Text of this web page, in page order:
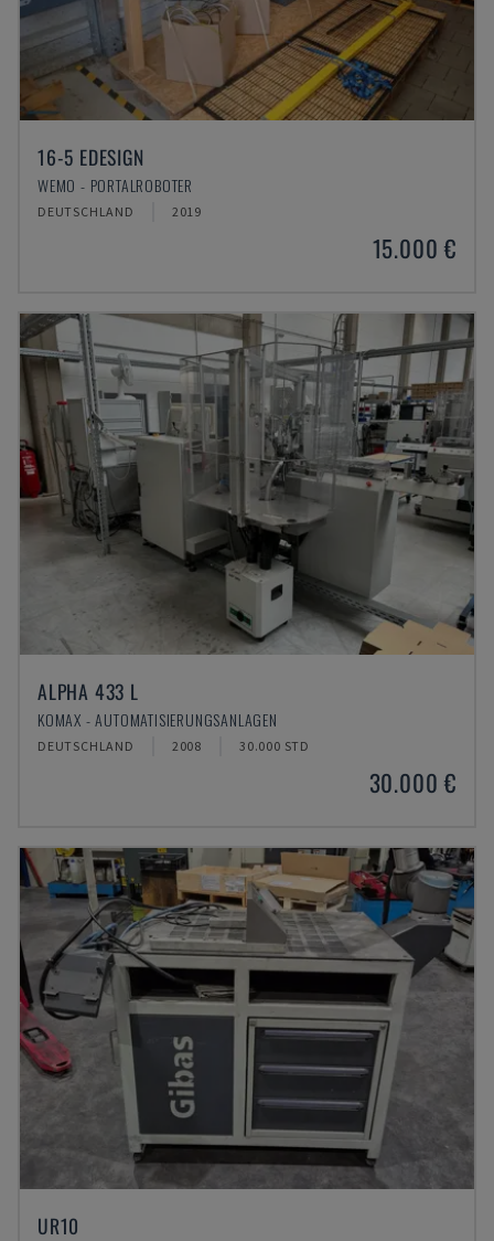
16-5 EDESIGN
WEMO - PORTALROBOTER
DEUTSCHLAND 2019
15.000 €
ALPHA 433 L
KOMAX - AUTOMATISIERUNGSANLAGEN
DEUTSCHLAND 2008 30.000 STD
30.000 €
UR10